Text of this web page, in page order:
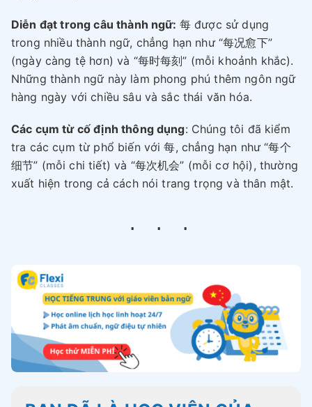
Diễn đạt trong câu thành ngữ: 每 được sử dụng
trong nhiều thành ngữ, chẳng hạn như “每况愈下”
(ngày càng tệ hơn) và “每时每刻” (mỗi khoảnh khắc).
Những thành ngữ này làm phong phú thêm ngôn ngữ
hàng ngày với chiều sâu và sắc thái văn hóa.
Các cụm từ cố định thông dụng: Chúng tôi đã kiểm
tra các cụm từ phổ biến với 每, chẳng hạn như “每个
细节” (mỗi chi tiết) và “每次机会” (mỗi cơ hội), thường
xuất hiện trong cả cách nói trang trọng và thân mật.